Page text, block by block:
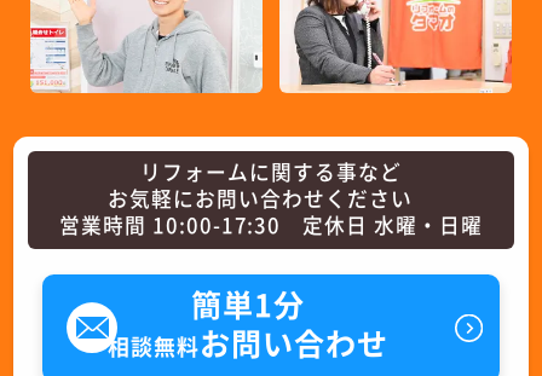
リフォームに関する事など
お気軽にお問い合わせください
営業時間 10:00-17:30 定休日 水曜・日曜
簡単1分
相談無料お問い合わせ